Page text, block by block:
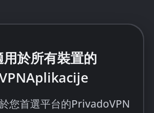
用於所有裝置的
您首選平台的PrivadoVPN